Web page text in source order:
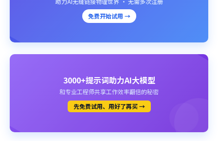
免费开始试用 →
3000+提示词助力AI大模型
和专业工程师共享工作效率翻倍的秘密
先免费试用、用好了再买 →